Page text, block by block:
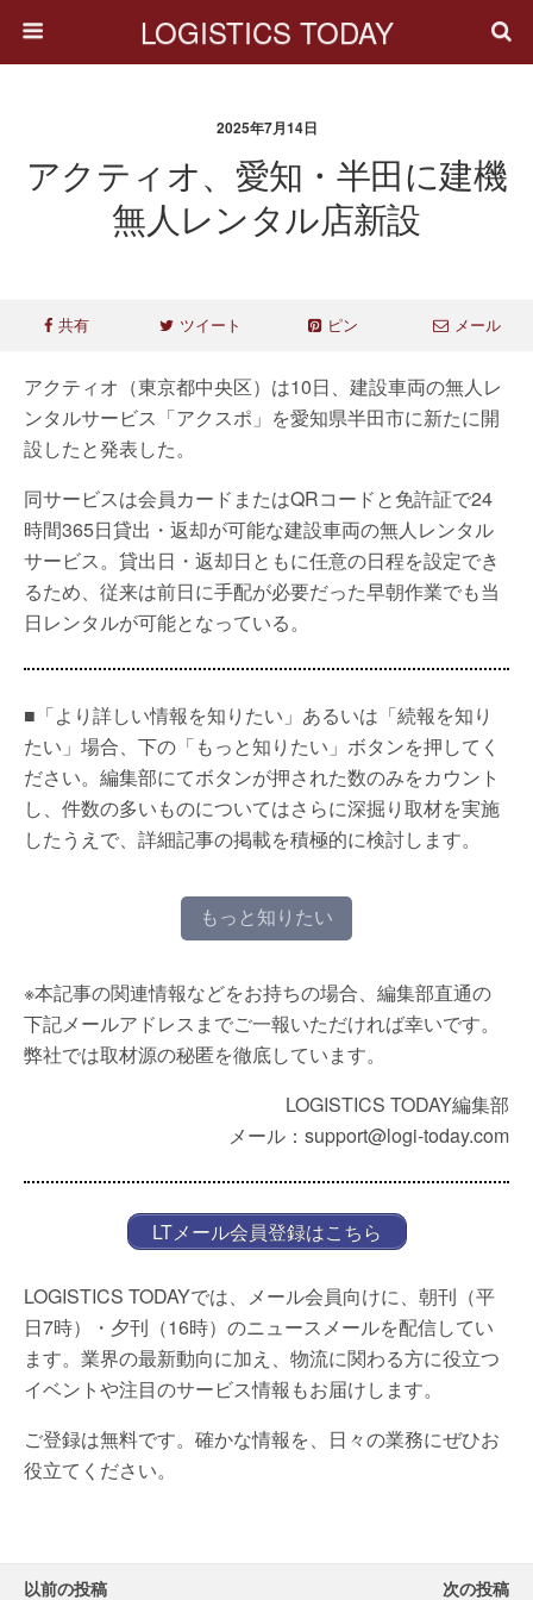
LOGISTICS TODAY
2025年7月14日
アクティオ、愛知・半田に建機
無人レンタル店新設
共有 ツイート ピン メール
アクティオ（東京都中央区）は10日、建設車両の無人レ
ンタルサービス「アクスポ」を愛知県半田市に新たに開
設したと発表した。
同サービスは会員カードまたはQRコードと免許証で24
時間365日貸出・返却が可能な建設車両の無人レンタル
サービス。貸出日・返却日ともに任意の日程を設定でき
るため、従来は前日に手配が必要だった早朝作業でも当
日レンタルが可能となっている。
■「より詳しい情報を知りたい」あるいは「続報を知り
たい」場合、下の「もっと知りたい」ボタンを押してく
ださい。編集部にてボタンが押された数のみをカウント
し、件数の多いものについてはさらに深掘り取材を実施
したうえで、詳細記事の掲載を積極的に検討します。
もっと知りたい
※本記事の関連情報などをお持ちの場合、編集部直通の
下記メールアドレスまでご一報いただければ幸いです。
弊社では取材源の秘匿を徹底しています。
LOGISTICS TODAY編集部
メール：support@logi-today.com
LTメール会員登録はこちら
LOGISTICS TODAYでは、メール会員向けに、朝刊（平
日7時）・夕刊（16時）のニュースメールを配信してい
ます。業界の最新動向に加え、物流に関わる方に役立つ
イベントや注目のサービス情報もお届けします。
ご登録は無料です。確かな情報を、日々の業務にぜひお
役立てください。
以前の投稿 次の投稿